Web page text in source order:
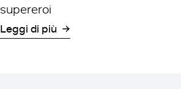
supereroi
Leggi di più